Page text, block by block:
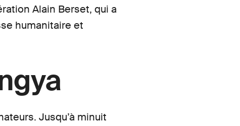
Alain Berset, qui a
humanitaire et
Jusqu’à minuit